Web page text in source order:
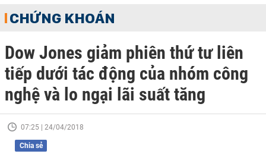
CHỨNG KHOÁN
Dow Jones giảm phiên thứ tư liên
tiếp dưới tác động của nhóm công
nghệ và lo ngại lãi suất tăng
07:25 | 24/04/2018
Chia sẻ